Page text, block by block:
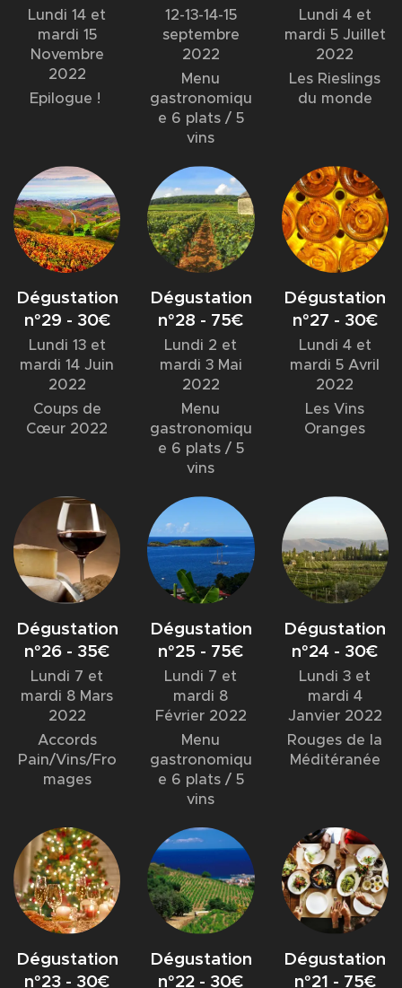
Lundi 14 et
mardi 15
Novembre
2022
Epilogue !
12-13-14-15
septembre
2022
Menu
gastronomiqu
e 6 plats / 5
vins
Lundi 4 et
mardi 5 Juillet
2022
Les Rieslings
du monde
Dégustation
n°29 - 30€
Lundi 13 et
mardi 14 Juin
2022
Coups de
Cœur 2022
Dégustation
n°28 - 75€
Lundi 2 et
mardi 3 Mai
2022
Menu
gastronomiqu
e 6 plats / 5
vins
Dégustation
n°27 - 30€
Lundi 4 et
mardi 5 Avril
2022
Les Vins
Oranges
Dégustation
n°26 - 35€
Lundi 7 et
mardi 8 Mars
2022
Accords
Pain/Vins/Fro
mages
Dégustation
n°25 - 75€
Lundi 7 et
mardi 8
Février 2022
Menu
gastronomiqu
e 6 plats / 5
vins
Dégustation
n°24 - 30€
Lundi 3 et
mardi 4
Janvier 2022
Rouges de la
Méditéranée
Dégustation
n°23 - 30€
Dégustation
n°22 - 30€
Dégustation
n°21 - 75€